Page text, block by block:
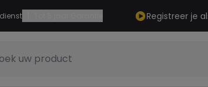
Registreer je
uw product